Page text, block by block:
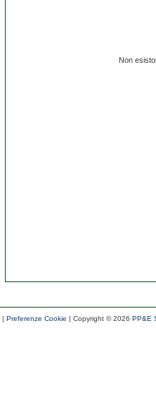
Non
| Preferenze Cookie | Copyright ©2026 PP&E